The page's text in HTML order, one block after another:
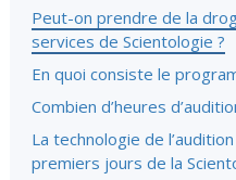
Peut-on prendre de la
services de Scientologie ?
En quoi consiste le
Combien d’heures
La technologie de
premiers jours de la